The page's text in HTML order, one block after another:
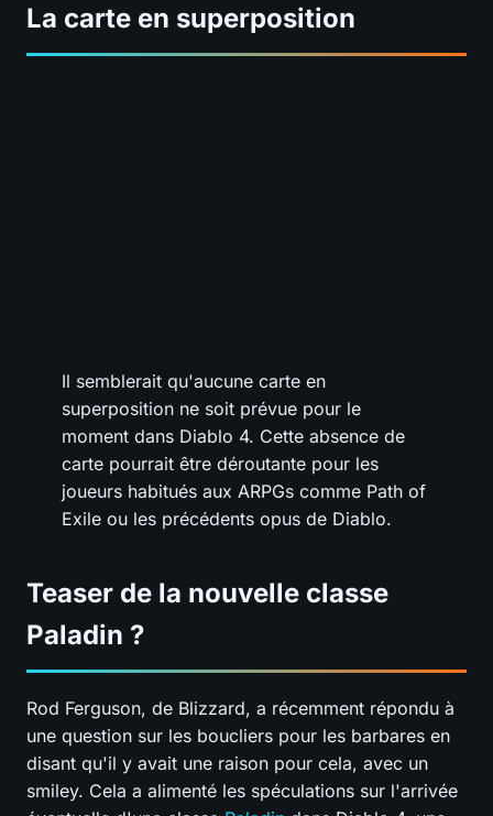
La carte en superposition
Il semblerait qu'aucune carte en
superposition ne soit prévue pour le
moment dans Diablo 4. Cette absence de
carte pourrait être déroutante pour les
joueurs habitués aux ARPGs comme Path of
Exile ou les précédents opus de Diablo.
Teaser de la nouvelle classe
Paladin ?
Rod Ferguson, de Blizzard, a récemment répondu à
une question sur les boucliers pour les barbares en
disant qu'il y avait une raison pour cela, avec un
smiley. Cela a alimenté les spéculations sur l'arrivée